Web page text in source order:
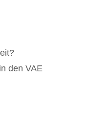
den VAE